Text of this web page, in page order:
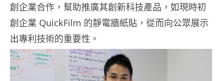
創企業合作，幫助推廣其創新科技產品，如現時初
創企業 QuickFilm 的靜電牆紙貼，從而向公眾展示
出專利技術的重要性。